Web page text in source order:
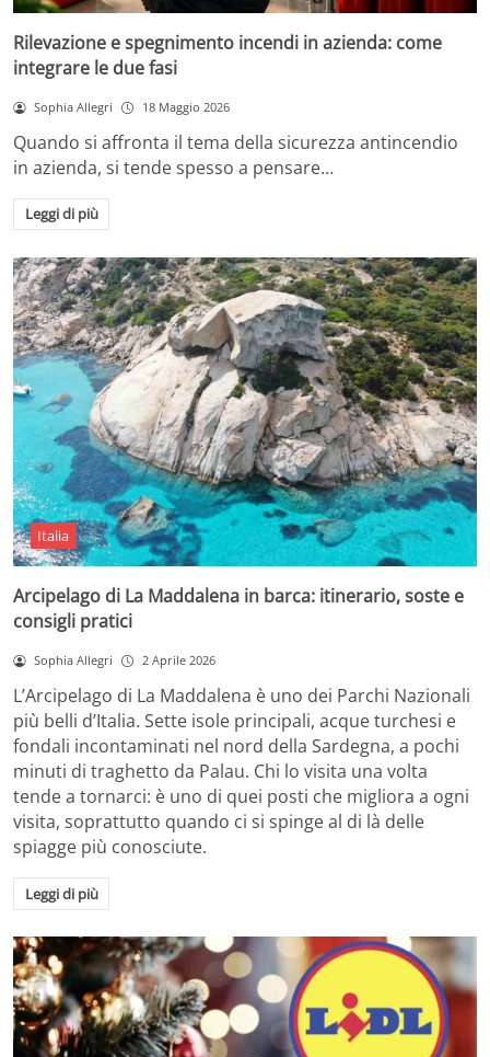
Rilevazione e spegnimento incendi in azienda: come
integrare le due fasi
Sophia Allegri 18 Maggio 2026
Quando si affronta il tema della sicurezza antincendio
in azienda, si tende spesso a pensare…
Leggi di più
Italia
Arcipelago di La Maddalena in barca: itinerario, soste e
consigli pratici
Sophia Allegri 2 Aprile 2026
L’Arcipelago di La Maddalena è uno dei Parchi Nazionali
più belli d’Italia. Sette isole principali, acque turchesi e
fondali incontaminati nel nord della Sardegna, a pochi
minuti di traghetto da Palau. Chi lo visita una volta
tende a tornarci: è uno di quei posti che migliora a ogni
visita, soprattutto quando ci si spinge al di là delle
spiagge più conosciute.
Leggi di più